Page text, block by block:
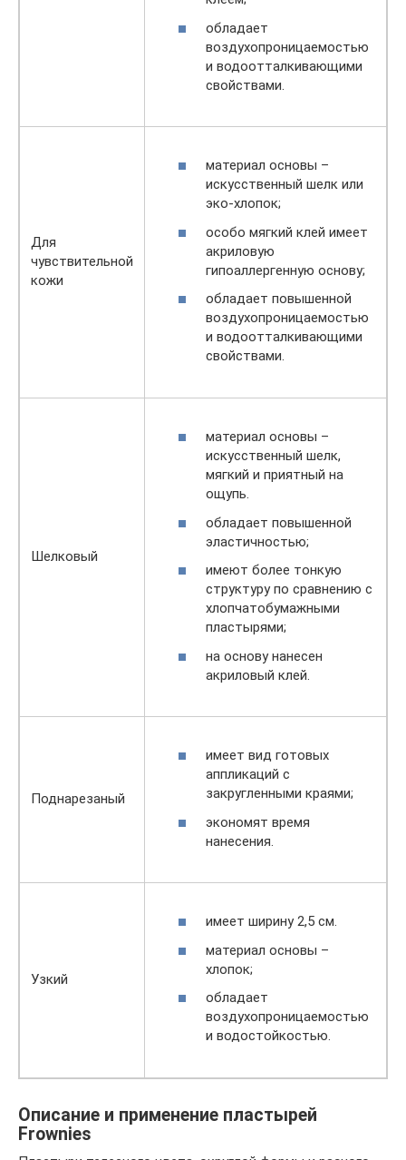
обладает
воздухопроницаемостью
и водоотталкивающими
свойствами.
Для
чувствительной
кожи
материал основы –
искусственный шелк или
эко-хлопок;
особо мягкий клей имеет
акриловую
гипоаллергенную основу;
обладает повышенной
воздухопроницаемостью
и водоотталкивающими
свойствами.
Шелковый
материал основы –
искусственный шелк,
мягкий и приятный на
ощупь.
обладает повышенной
эластичностью;
имеют более тонкую
структуру по сравнению с
хлопчатобумажными
пластырями;
на основу нанесен
акриловый клей.
Поднарезаный
имеет вид готовых
аппликаций с
закругленными краями;
экономят время
нанесения.
Узкий
имеет ширину 2,5 см.
материал основы –
хлопок;
обладает
воздухопроницаемостью
и водостойкостью.
Описание и применение пластырей
Frownies